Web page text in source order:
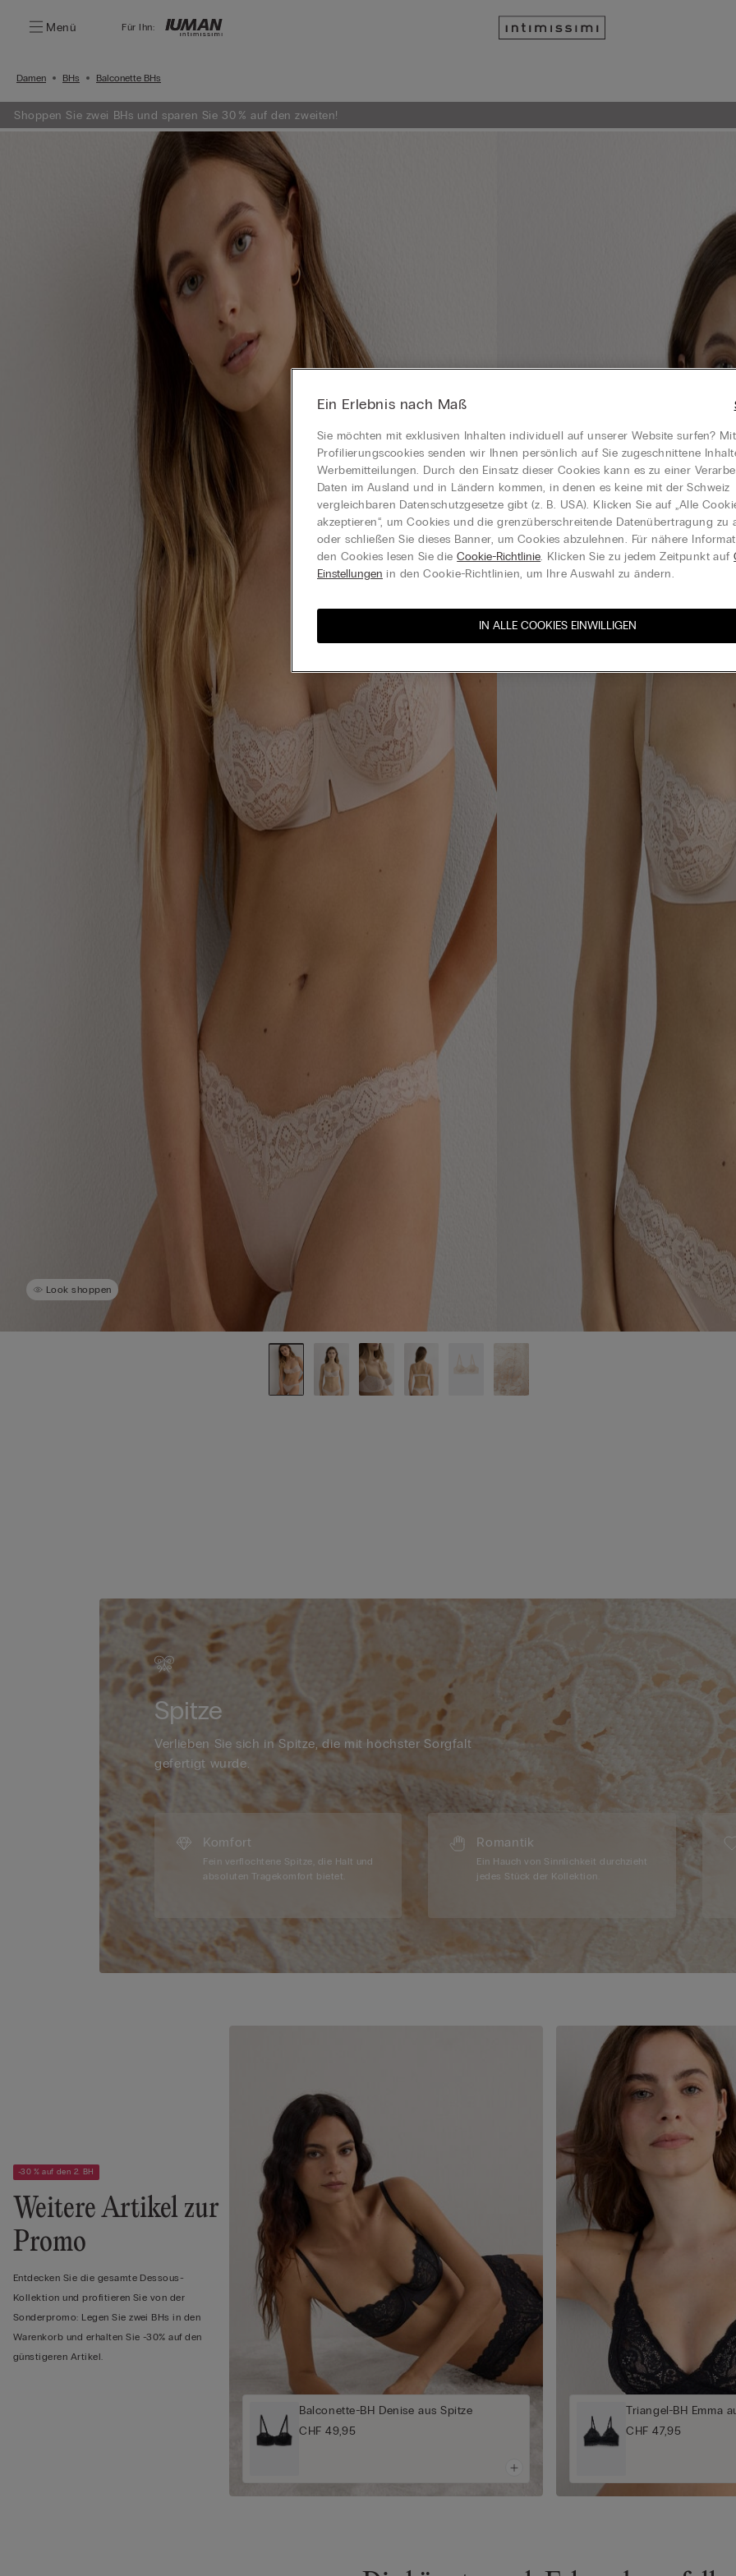
Menü Für Ihn:
Damen BHs Balconette BHs
Shoppen Sie zwei BHs und sparen Sie 30 % auf den zweiten!
Look shoppen
Spitze
Verlieben Sie sich in Spitze, die mit höchster Sorgfalt
gefertigt wurde.
Komfort
Fein verflochtene Spitze, die Halt und
absoluten Tragekomfort bietet.
Romantik
Ein Hauch von Sinnlichkeit durchzieht
jedes Stück der Kollektion.
-30 % auf den 2. BH
Weitere Artikel zur
Promo
Entdecken Sie die gesamte Dessous-
Kollektion und profitieren Sie von der
Sonderpromo: Legen Sie zwei BHs in den
Warenkorb und erhalten Sie -30% auf den
günstigeren Artikel.
Balconette-BH Denise aus Spitze
CHF 49,95
Triangel-BH Emma
CHF 47,95
Ein Erlebnis nach Maß
Sie möchten mit exklusiven Inhalten individuell auf unserer Website surfen?
Profilierungscookies senden wir Ihnen persönlich auf Sie zugeschnittene
Werbemitteilungen. Durch den Einsatz dieser Cookies kann es zu einer
Daten im Ausland und in Ländern kommen, in denen es keine mit der Schweiz
vergleichbaren Datenschutzgesetze gibt (z. B. USA). Klicken Sie auf „Alle
akzeptieren“, um Cookies und die grenzüberschreitende Datenübertragung zu
oder schließen Sie dieses Banner, um Cookies abzulehnen. Für nähere
den Cookies lesen Sie dieCookie-Richtlinie. Klicken Sie zu jedem Zeitpunkt auf
Einstellungen in den Cookie-Richtlinien, um Ihre Auswahl zu ändern.
IN ALLE COOKIES EINWILLIGEN